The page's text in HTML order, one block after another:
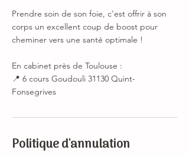
Prendre soin de son foie, c'est offrir à son
corps un excellent coup de boost pour
cheminer vers une santé optimale !
En cabinet près de Toulouse :
📍 6 cours Goudouli 31130 Quint-
Fonsegrives
Politique d'annulation